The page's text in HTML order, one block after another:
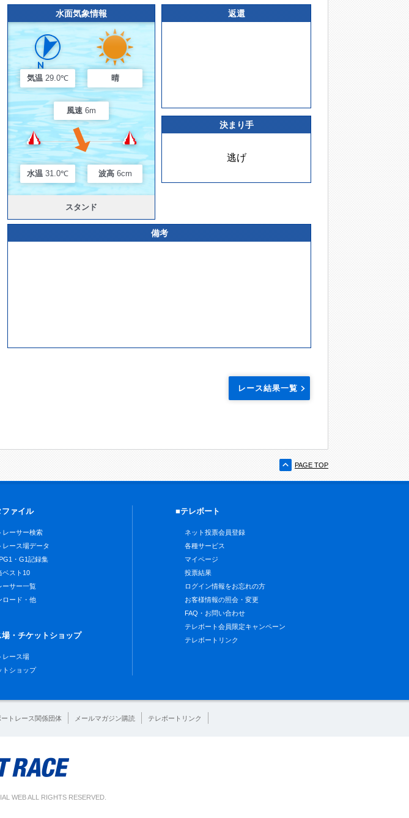
水面気象情報
気温 29.0℃ 晴
風速 6m
水温 31.0℃ 波高 6cm
スタンド
返還
決まり手
逃げ
備考
レース結果一覧
PAGE TOP
ァイル
レーサー検索
レース場データ
・G1記録集
ベスト10
ーサー一覧
ロード・他
・チケットショップ
レース場
トショップ
■テレボート
ネット投票会員登録
各種サービス
マイページ
投票結果
ログイン情報をお忘れの方
お客様情報の照会・変更
FAQ・お問い合わせ
テレボート会員限定キャンペーン
テレボートリンク
ートレース関係団体 メールマガジン購読 テレボートリンク
WEB ALL RIGHTS RESERVED.